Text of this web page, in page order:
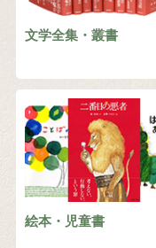
文学全集・叢書
絵本・児童書